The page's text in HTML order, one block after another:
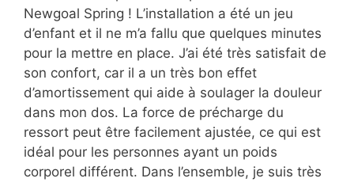
Newgoal Spring ! L’installation a été un jeu
d’enfant et il ne m’a fallu que quelques minutes
pour la mettre en place. J’ai été très satisfait de
son confort, car il a un très bon effet
d’amortissement qui aide à soulager la douleur
dans mon dos. La force de précharge du
ressort peut être facilement ajustée, ce qui est
idéal pour les personnes ayant un poids
corporel différent. Dans l’ensemble, je suis très